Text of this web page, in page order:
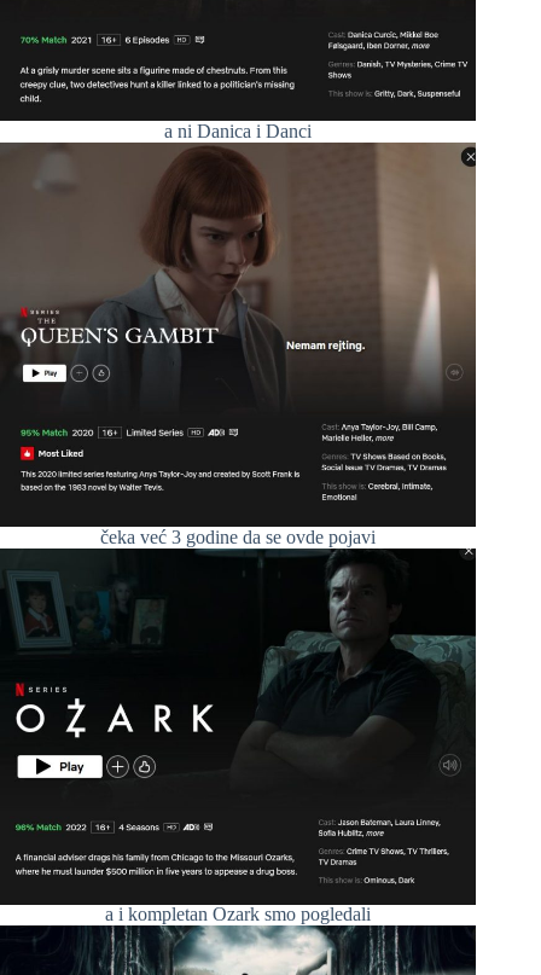
a ni Danica i Danci
čeka već 3 godine da se ovde pojavi
a i kompletan Ozark smo pogledali